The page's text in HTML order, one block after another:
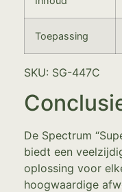
Toepassing
SKU: SG-447C
De Spectrum
biedt een
oplossing voor
hoogwaardige